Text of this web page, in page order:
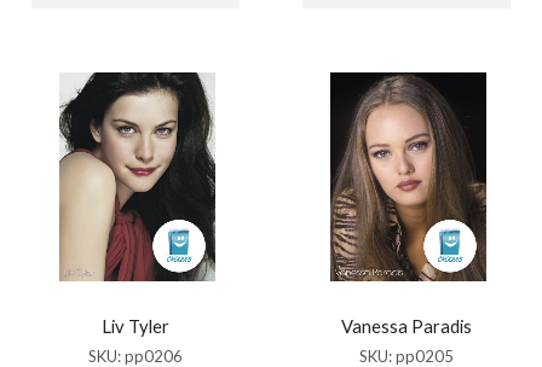
Liv Tyler
SKU:pp0206
Vanessa Paradis
SKU:pp0205